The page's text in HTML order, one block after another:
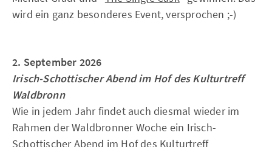
wird ein ganz besonderes Event, versprochen ;-)
2. September 2026
Irisch-Schottischer Abend im Hof des Kulturtreff
Waldbronn
Wie in jedem Jahr findet auch diesmal wieder im
Rahmen der Waldbronner Woche ein Irisch-
Schottischer Abend im Hof des Kulturtreff